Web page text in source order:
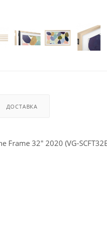
ДОСТАВКА
Frame 32" 2020 (VG-